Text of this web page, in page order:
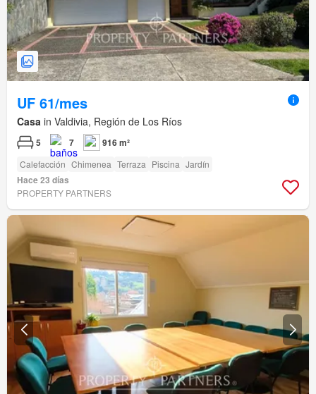
UF 61/mes
Casa in Valdivia, Región de Los Ríos
5 7 916 m²
Calefacción Chimenea Terraza Piscina Jardín
Hace 23 días
PROPERTY PARTNERS